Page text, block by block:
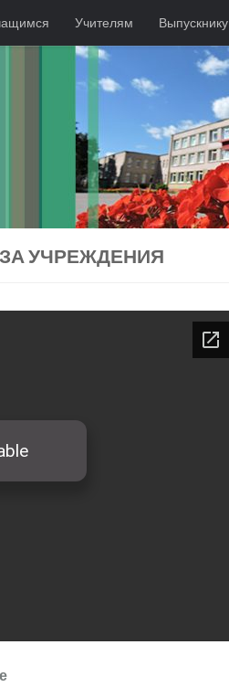
Учителям Выпускнику
УЧРЕЖДЕНИЯ